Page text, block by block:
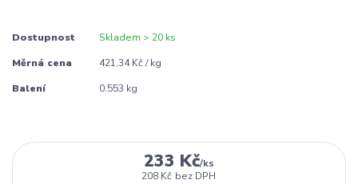
Dostupnost Skladem > 20 ks
Měrná cena 421,34 Kč / kg
Balení 0.553 kg
233 Kč/ks
208 Kč bez DPH